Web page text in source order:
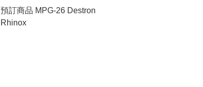
預訂商品 MPG-26 Destron
Rhinox